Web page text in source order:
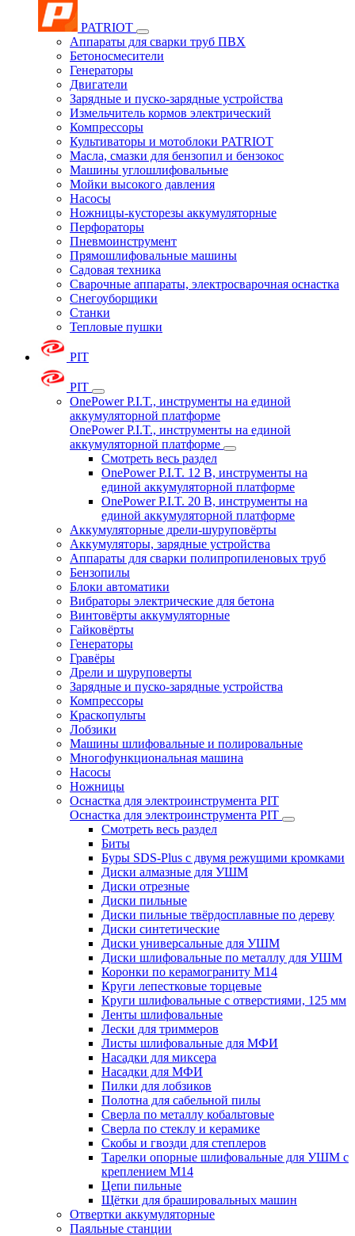
PATRIOT
Аппараты для сварки труб ПВХ
Бетоносмесители
Генераторы
Двигатели
Зарядные и пуско-зарядные устройства
Измельчитель кормов электрический
Компрессоры
Культиваторы и мотоблоки PATRIOT
Масла, смазки для бензопил и бензокос
Машины углошлифовальные
Мойки высокого давления
Насосы
Ножницы-кусторезы аккумуляторные
Перфораторы
Пневмоинструмент
Прямошлифовальные машины
Садовая техника
Сварочные аппараты, электросварочная оснастка
Снегоуборщики
Станки
Тепловые пушки
PIT
PIT
OnePower P.I.T., инструменты на единой
аккумуляторной платформе
OnePower P.I.T., инструменты на единой
аккумуляторной платформе
Смотреть весь раздел
OnePower P.I.T. 12 В, инструменты на
единой аккумуляторной платформе
OnePower P.I.T. 20 В, инструменты на
единой аккумуляторной платформе
Аккумуляторные дрели-шуруповёрты
Аккумуляторы, зарядные устройства
Аппараты для сварки полипропиленовых труб
Бензопилы
Блоки автоматики
Вибраторы электрические для бетона
Винтовёрты аккумуляторные
Гайковёрты
Генераторы
Гравёры
Дрели и шуруповерты
Зарядные и пуско-зарядные устройства
Компрессоры
Краскопульты
Лобзики
Машины шлифовальные и полировальные
Многофункциональная машина
Насосы
Ножницы
Оснастка для электроинструмента PIT
Оснастка для электроинструмента PIT
Смотреть весь раздел
Биты
Буры SDS-Plus c двумя режущими кромками
Диски алмазные для УШМ
Диски отрезные
Диски пильные
Диски пильные твёрдосплавные по дереву
Диски синтетические
Диски универсальные для УШМ
Диски шлифовальные по металлу для УШМ
Коронки по керамограниту M14
Круги лепестковые торцевые
Круги шлифовальные с отверстиями, 125 мм
Ленты шлифовальные
Лески для триммеров
Листы шлифовальные для МФИ
Насадки для миксера
Насадки для МФИ
Пилки для лобзиков
Полотна для сабельной пилы
Сверла по металлу кобальтовые
Сверла по стеклу и керамике
Скобы и гвозди для степлеров
Тарелки опорные шлифовальные для УШМ с
креплением М14
Цепи пильные
Щётки для брашировальных машин
Отвертки аккумуляторные
Паяльные станции